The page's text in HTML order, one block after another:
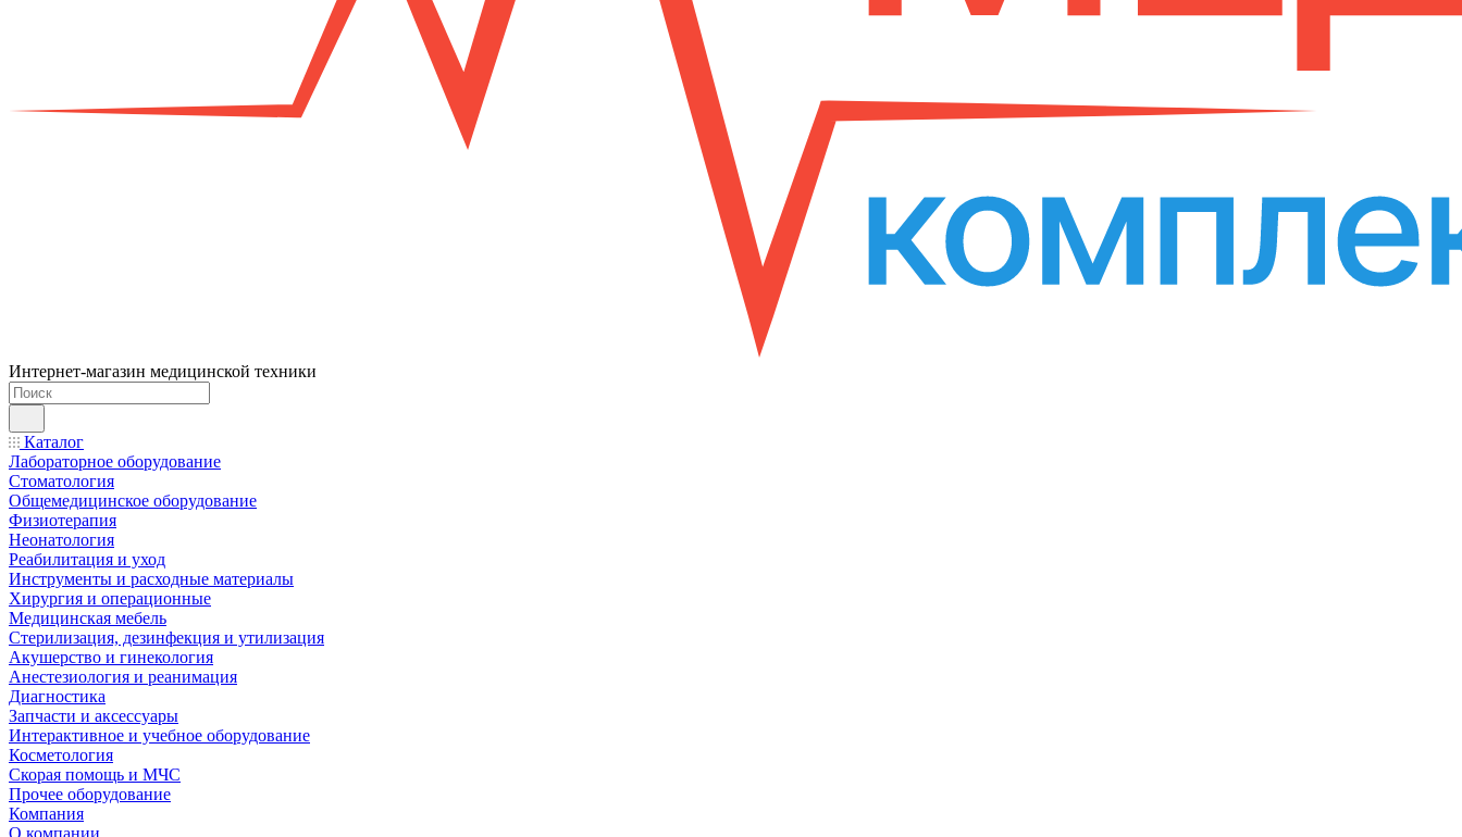
Интернет-магазин медицинской техники
Каталог
Лабораторное оборудование
Стоматология
Общемедицинское оборудование
Физиотерапия
Неонатология
Реабилитация и уход
Инструменты и расходные материалы
Хирургия и операционные
Медицинская мебель
Стерилизация, дезинфекция и утилизация
Акушерство и гинекология
Анестезиология и реанимация
Диагностика
Запчасти и аксессуары
Интерактивное и учебное оборудование
Косметология
Скорая помощь и МЧС
Прочее оборудование
Компания
О компании